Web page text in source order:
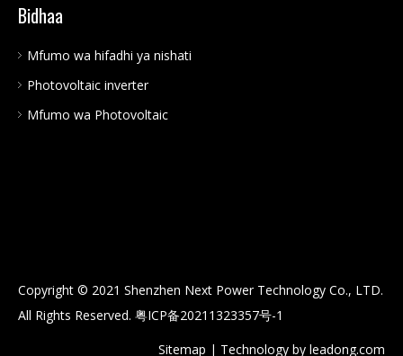
Bidhaa
Mfumo wa hifadhi ya nishati
Photovoltaic inverter
Mfumo wa Photovoltaic
Copyright © 2021 Shenzhen Next Power Technology Co., LTD.
All Rights Reserved. 粤ICP备20211323357号-1
Sitemap | Technology by leadong.com